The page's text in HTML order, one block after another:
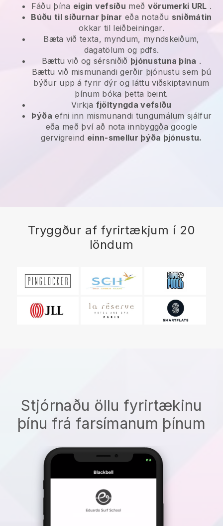
Fáðu þína eigin vefsíðu með vörumerki URL .
Búðu til síðurnar þínar eða notaðu sniðmátin
okkar til leiðbeiningar.
Bæta við texta, myndum, myndskeiðum,
dagatölum og pdfs.
Bættu við og sérsniðið þjónustuna þína .
Bættu við mismunandi gerðir þjónustu sem þú
býður upp á fyrir dýr og láttu viðskiptavinum
þínum bóka þetta beint.
Virkja fjöltyngda vefsíðu
Þýða efni inn mismunandi tungumálum sjálfur
eða með því að nota innbyggða google
gervigreind einn-smellur þýða þjónustu.
Tryggður af fyrirtækjum í 20
löndum
Stjórnaðu öllu fyrirtækinu
þínu frá farsímanum þínum